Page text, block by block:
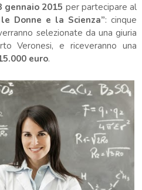
gennaio 2015 per partecipare al
Donne e la Scienza”: cinque
selezionate da una giuria
Veronesi, e riceveranno una
euro.